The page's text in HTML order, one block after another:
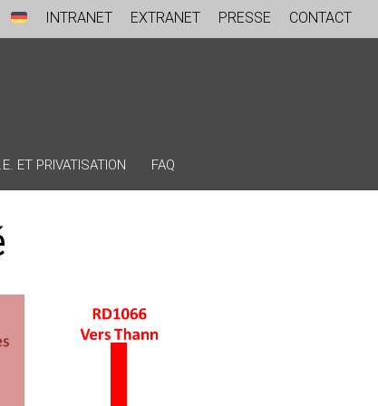
INTRANET EXTRANET PRESSE CONTACT
ET PRIVATISATION FAQ